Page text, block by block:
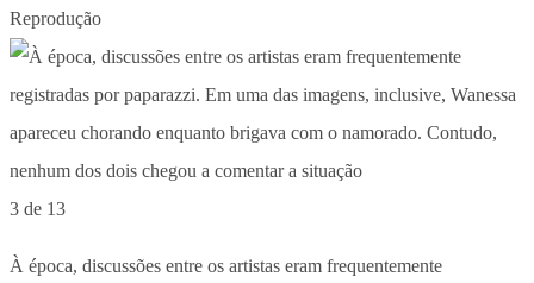
Reprodução
3 de 13
À época, discussões entre os artistas eram frequentemente